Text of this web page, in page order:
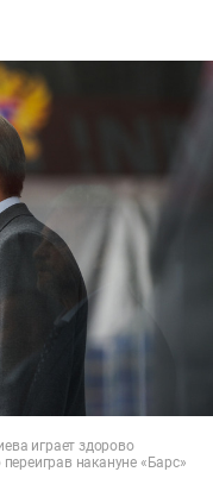
играет здорово
накануне «Барс»